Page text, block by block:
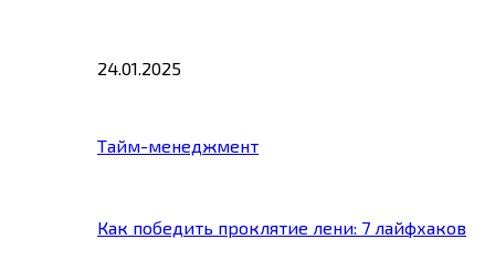
24.01.2025
Тайм-менеджмент
Как победить проклятие лени: 7 лайфхаков